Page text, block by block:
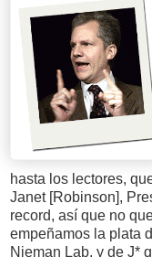
hasta los lectores,
Janet [Robinson],
record, así que no
empeñamos la plata
Nieman Lab, y de J*